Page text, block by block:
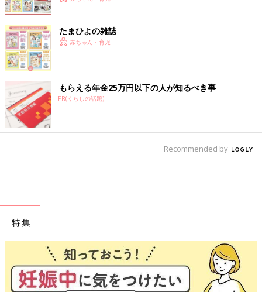
たまひよの雑誌
赤ちゃん・育児
もらえる年金25万円以下の人が知るべき事
PR(くらしの話題)
Recommended by
特集